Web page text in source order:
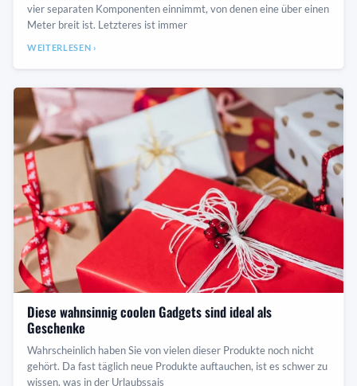
vier separaten Komponenten einnimmt, von denen eine über einen
Meter breit ist. Letzteres ist immer
WEITERLESEN ›
Diese wahnsinnig coolen Gadgets sind ideal als
Geschenke
Wahrscheinlich haben Sie von vielen dieser Produkte noch nicht
gehört. Da fast täglich neue Produkte auftauchen, ist es schwer zu
wissen, was in der Urlaubssais